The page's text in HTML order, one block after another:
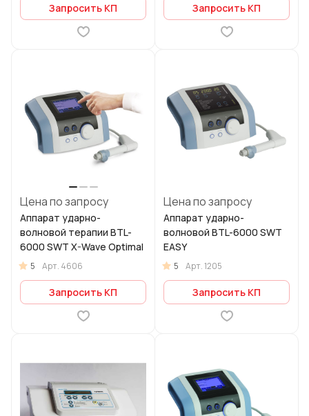
Запросить КП Запросить КП
Цена по запросу
Аппарат ударно-
волновой терапии BTL-
6000 SWT X-Wave Optimal
5 Арт. 4606
Запросить КП
Цена по запросу
Аппарат ударно-
волновой BTL-6000 SWT
EASY
5 Арт.1205
Запросить КП